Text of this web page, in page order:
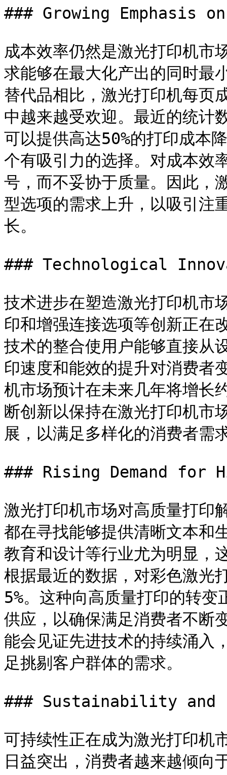
### Growing Emphasis
成本效率仍然是激光打印机市
求能够在最大化产出的同时最
替代品相比，激光打印机每页
中越来越受欢迎。最近的统计
可以提供高达50%的打印成本
个有吸引力的选择。对成本效
号，而不妥协于质量。因此，
型选项的需求上升，以吸引注
长。
### Technological
技术进步在塑造激光打印机市
印和增强连接选项等创新正在
技术的整合使用户能够直接从
印速度和能效的提升对消费者
机市场预计在未来几年将增长
断创新以保持在激光打印机市
展，以满足多样化的消费者需
### Rising Demand
激光打印机市场对高质量打印
都在寻找能够提供清晰文本和
教育和设计等行业尤为明显，
根据最近的数据，对彩色激光
5%。这种向高质量打印的转
供应，以确保满足消费者不断
能会见证先进技术的持续涌入
足挑剔客户群体的需求。
### Sustainability and
可持续性正在成为激光打印机
日益突出，消费者越来越倾向